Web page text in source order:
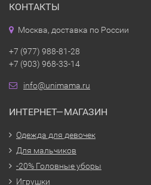
КОНТАКТЫ
Москва, доставка по России
+7 (977) 988-81-28
+7 (903) 968-33-14
info@unimama.ru
ИНТЕРНЕТ—МАГАЗИН
Одежда для девочек
Для мальчиков
-20% Головные уборы
Игрушки